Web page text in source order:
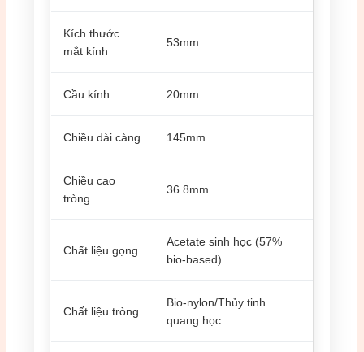
Kích thước
mắt kính
53mm
Cầu kính 20mm
Chiều dài càng 145mm
Chiều cao
tròng
36.8mm
Chất liệu gọng
Acetate sinh học (57%
bio-based)
Chất liệu tròng
Bio-nylon/Thủy tinh
quang học